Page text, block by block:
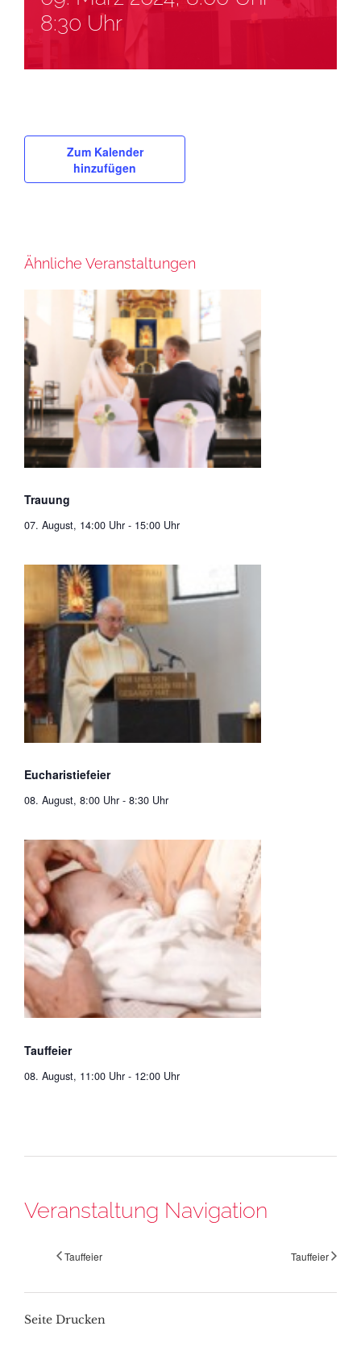
8:30 Uhr
Zum Kalender
hinzufügen
Ähnliche Veranstaltungen
Trauung
07. August, 14:00 Uhr - 15:00 Uhr
Eucharistiefeier
08. August, 8:00 Uhr - 8:30 Uhr
Tauffeier
08. August, 11:00 Uhr - 12:00 Uhr
Veranstaltung Navigation
Tauffeier Tauffeier
Seite Drucken